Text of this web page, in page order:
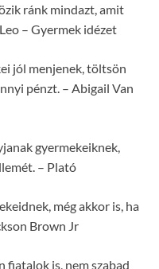
ránk mindazt, amit
– Gyermek idézet
jól menjenek, töltsön
pénzt. – Abigail Van
gyermekeiknek,
– Plató
még akkor is, ha
Brown Jr
fiatalok is, nem szabad